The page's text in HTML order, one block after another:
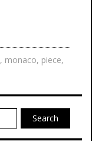
, monaco, piece,
Search